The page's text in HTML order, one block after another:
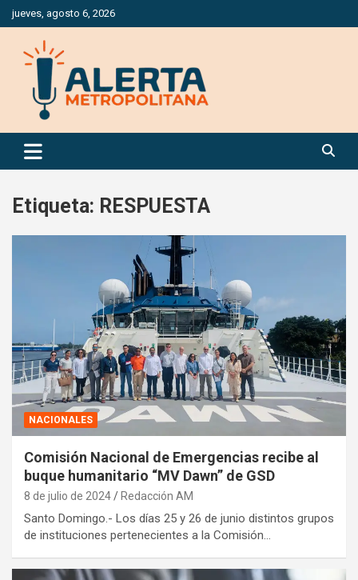
Saltar
al
contenido
jueves, agosto 6, 2026
Alerta Metropolitana
Etiqueta: RESPUESTA
NACIONALES
Comisión Nacional de Emergencias recibe al
buque humanitario “MV Dawn” de GSD
8 de julio de 2024 Redacción AM
Santo Domingo.- Los días 25 y 26 de junio distintos grupos
de instituciones pertenecientes a la Comisión…